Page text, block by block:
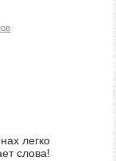
легко
слова!